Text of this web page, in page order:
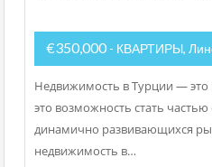
€350,000 - КВАРТИРЫ,
Недвижимость в Турции — это
это возможность стать
динамично развивающихся
недвижимость в…